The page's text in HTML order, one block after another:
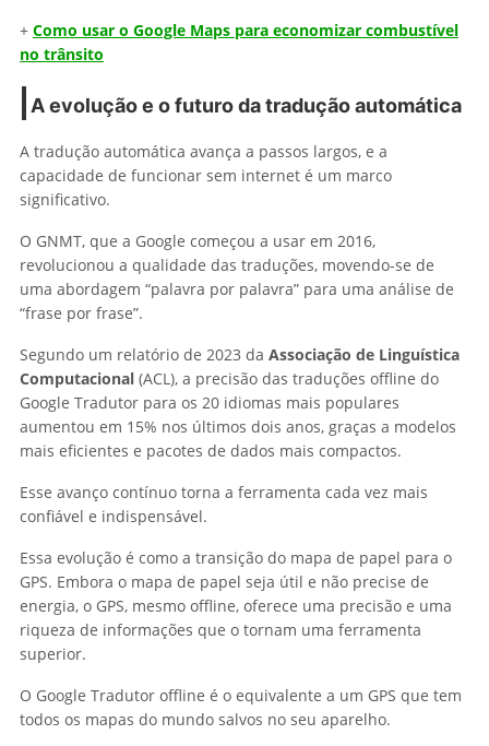
+ Como usar o Google Maps para economizar combustível
no trânsito
A evolução e o futuro da tradução automática
A tradução automática avança a passos largos, e a
capacidade de funcionar sem internet é um marco
significativo.
O GNMT, que a Google começou a usar em 2016,
revolucionou a qualidade das traduções, movendo-se de
uma abordagem “palavra por palavra” para uma análise de
“frase por frase”.
Segundo um relatório de 2023 da Associação de Linguística
Computacional (ACL), a precisão das traduções offline do
Google Tradutor para os 20 idiomas mais populares
aumentou em 15% nos últimos dois anos, graças a modelos
mais eficientes e pacotes de dados mais compactos.
Esse avanço contínuo torna a ferramenta cada vez mais
confiável e indispensável.
Essa evolução é como a transição do mapa de papel para o
GPS. Embora o mapa de papel seja útil e não precise de
energia, o GPS, mesmo offline, oferece uma precisão e uma
riqueza de informações que o tornam uma ferramenta
superior.
O Google Tradutor offline é o equivalente a um GPS que tem
todos os mapas do mundo salvos no seu aparelho.